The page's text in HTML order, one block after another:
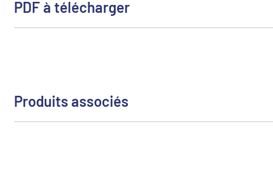
PDF à télécharger
Produits associés